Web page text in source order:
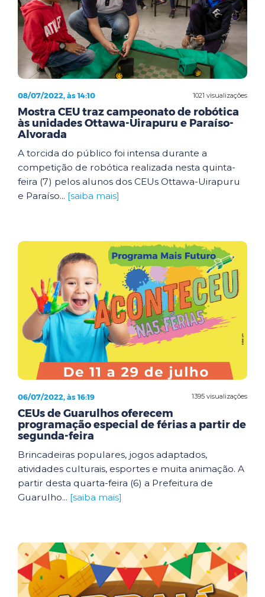
1021 visualizações
08/07/2022, às 14:10
Mostra CEU traz campeonato de robótica
às unidades Ottawa-Uirapuru e Paraíso-
Alvorada
A torcida do público foi intensa durante a
competição de robótica realizada nesta quinta-
feira (7) pelos alunos dos CEUs Ottawa-Uirapuru
e Paraíso... [saiba mais]
1395 visualizações
06/07/2022, às 16:19
CEUs de Guarulhos oferecem
programação especial de férias a partir de
segunda-feira
Brincadeiras populares, jogos adaptados,
atividades culturais, esportes e muita animação. A
partir desta quarta-feira (6) a Prefeitura de
Guarulho... [saiba mais]